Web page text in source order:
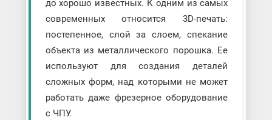
до хорошо известных. К одним из самых
современных относится 3D-печать:
постепенное, слой за слоем, спекание
объекта из металлического порошка. Ее
используют для создания деталей
сложных форм, над которыми не может
работать даже фрезерное оборудование
с ЧПУ.